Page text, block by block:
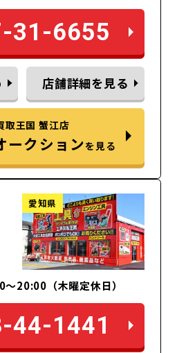
31-6655
店舗詳細を見る
取王国 蟹江店
ークションを見る
愛知県
20:00（木曜定休日）
44-1441